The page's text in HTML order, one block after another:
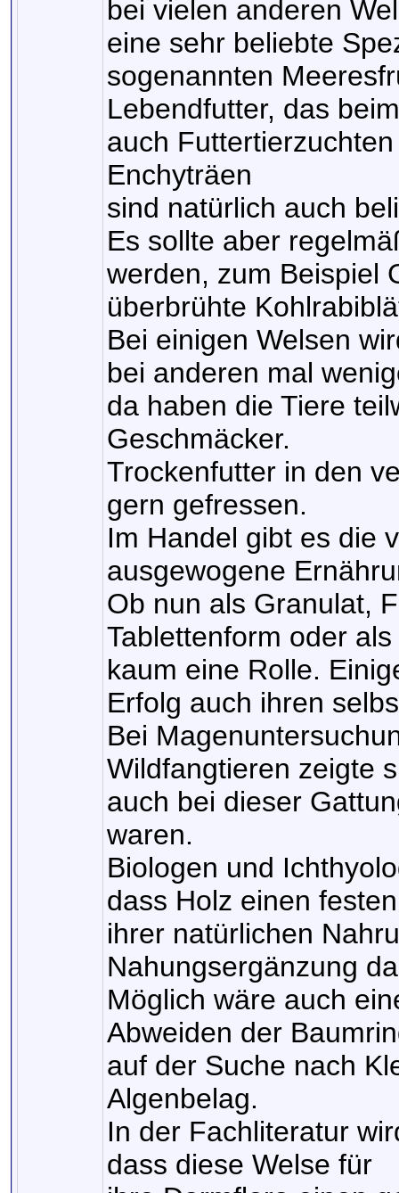
bei vielen anderen
eine sehr beliebte
sogenannten
Lebendfutter, das
auch
Enchyträen
sind natürlich auch
Es sollte aber
werden, zum Beispiel
überbrühte
Bei einigen Welsen
bei anderen mal
da haben die Tiere
Geschmäcker.
Trockenfutter in den
gern gefressen.
Im Handel gibt es die
ausgewogene
Ob nun als Granulat,
Tablettenform oder
kaum eine Rolle.
Erfolg auch ihren
Bei
Wildfangtieren zeigte
auch bei dieser
waren.
Biologen und
dass Holz einen
ihrer natürlichen
Nahungsergänzung
Möglich wäre auch
Abweiden der
auf der Suche nach
Algenbelag.
In der Fachliteratur
dass diese Welse für